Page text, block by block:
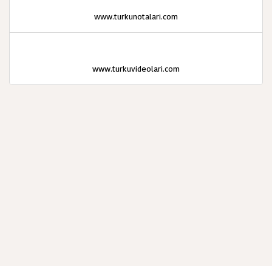
www.turkunotalari.com
www.turkuvideolari.com